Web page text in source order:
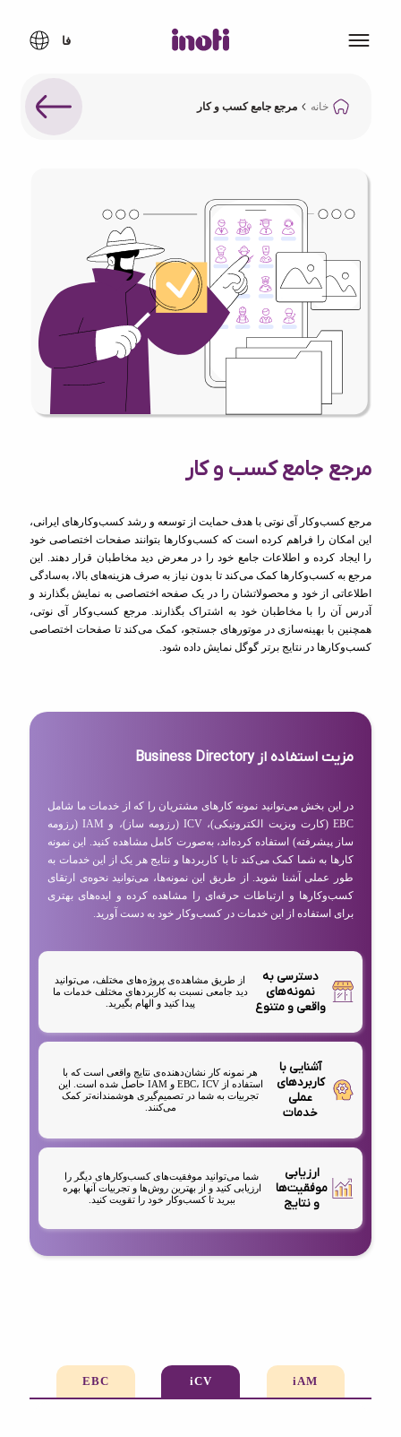
خانه مرجع جامع کسب و کار
مرجع جامع کسب و کار
مرجع کسب‌وکار آی نوتی با هدف حمایت از توسعه و رشد کسب‌وکارهای ایرانی،
این امکان را فراهم کرده است که کسب‌وکارها بتوانند صفحات اختصاصی خود
را ایجاد کرده و اطلاعات جامع خود را در معرض دید مخاطبان قرار دهند. این
مرجع به کسب‌وکارها کمک می‌کند تا بدون نیاز به صرف هزینه‌های بالا، به‌سادگی
اطلاعاتی از خود و محصولاتشان را در یک صفحه اختصاصی به نمایش بگذارند و
آدرس آن را با مخاطبان خود به اشتراک بگذارند. مرجع کسب‌وکار آی نوتی،
همچنین با بهینه‌سازی در موتورهای جستجو، کمک می‌کند تا صفحات اختصاصی
کسب‌وکارها در نتایج برتر گوگل نمایش داده شود.
مزیت استفاده از Business Directory
در این بخش می‌توانید نمونه کارهای مشتریان را که از خدمات ما شامل
EBC (کارت ویزیت الکترونیکی)، ICV (رزومه ساز)، و IAM (رزومه
ساز پیشرفته) استفاده کرده‌اند، به‌صورت کامل مشاهده کنید. این نمونه
کارها به شما کمک می‌کند تا با کاربردها و نتایج هر یک از این خدمات به
طور عملی آشنا شوید. از طریق این نمونه‌ها، می‌توانید نحوه‌ی ارتقای
کسب‌وکارها و ارتباطات حرفه‌ای را مشاهده کرده و ایده‌های بهتری
برای استفاده از این خدمات در کسب‌وکار خود به دست آورید.
دسترسی به
نمونه‌های
واقعی و متنوع
از طریق مشاهده‌ی پروژه‌های مختلف، می‌توانید
دید جامعی نسبت به کاربردهای مختلف خدمات ما
پیدا کنید و الهام بگیرید.
آشنایی با
کاربردهای
عملی
خدمات
هر نمونه کار نشان‌دهنده‌ی نتایج واقعی است که با
استفاده از EBC، ICV و IAM حاصل شده است. این
تجربیات به شما در تصمیم‌گیری هوشمندانه‌تر کمک
می‌کنند.
ارزیابی
موفقیت‌ها
و نتایج
شما می‌توانید موفقیت‌های کسب‌وکارهای دیگر را
ارزیابی کنید و از بهترین روش‌ها و تجربیات آنها بهره
ببرید تا کسب‌وکار خود را تقویت کنید.
iAM
iCV
EBC